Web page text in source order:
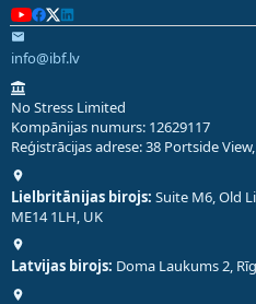
info@ibf.lv
No Stress Limited
Kompānijas numurs: 12629117
Reģistrācijas adrese: 38 Portside
Lielbritānijas birojs: Suite M6, Old
ME14 1LH, UK
Latvijas birojs: Doma Laukums 2,